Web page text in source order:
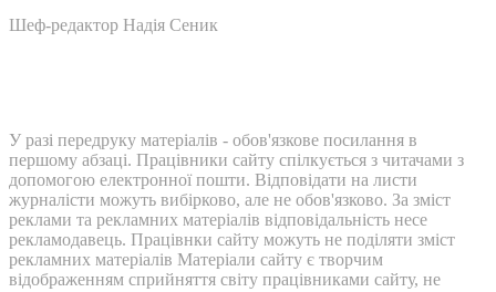
Шеф-редактор Надія Сеник
У разі передруку матеріалів - обов'язкове посилання в
першому абзаці. Працівники сайту спілкується з читачами з
допомогою електронної пошти. Відповідати на листи
журналісти можуть вибірково, але не обов'язково. За зміст
реклами та рекламних матеріалів відповідальність несе
рекламодавець. Працівнки сайту можуть не поділяти зміст
рекламних матеріалів Матеріали сайту є творчим
відображенням сприйняття світу працівниками сайту, не